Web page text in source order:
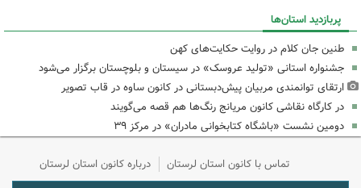
پربازدید استان‌ها
طنین جان کلام در روایت حکایت‌های کهن
جشنواره استانی «تولید عروسک» در سیستان و بلوچستان برگزار می‌شود
ارتقای توانمندی مربیان پیش‌دبستانی در کانون ساوه در قاب تصویر
در کارگاه نقاشی کانون مریانج رنگ‌ها هم قصه می‌گویند
دومین نشست «باشگاه کتابخوانی مادران» در مرکز ۳۹
تماس با کانون استان لرستان درباره کانون استان لرستان